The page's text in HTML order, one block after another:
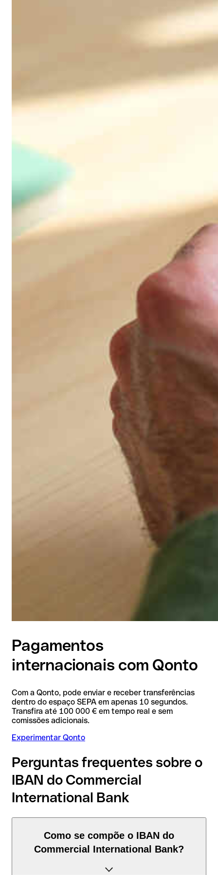
Pagamentos
internacionais com Qonto
Com a Qonto, pode enviar e receber transferências
dentro do espaço SEPA em apenas 10 segundos.
Transfira até 100 000 € em tempo real e sem
comissões adicionais.
Experimentar Qonto
Perguntas frequentes sobre o
IBAN do Commercial
International Bank
Como se compõe o IBAN do
Commercial International Bank?